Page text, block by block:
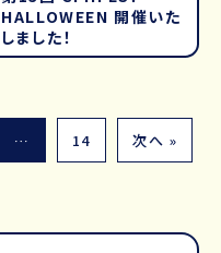
HALLOWEEN 開催いた
しました！
… 14 次へ »